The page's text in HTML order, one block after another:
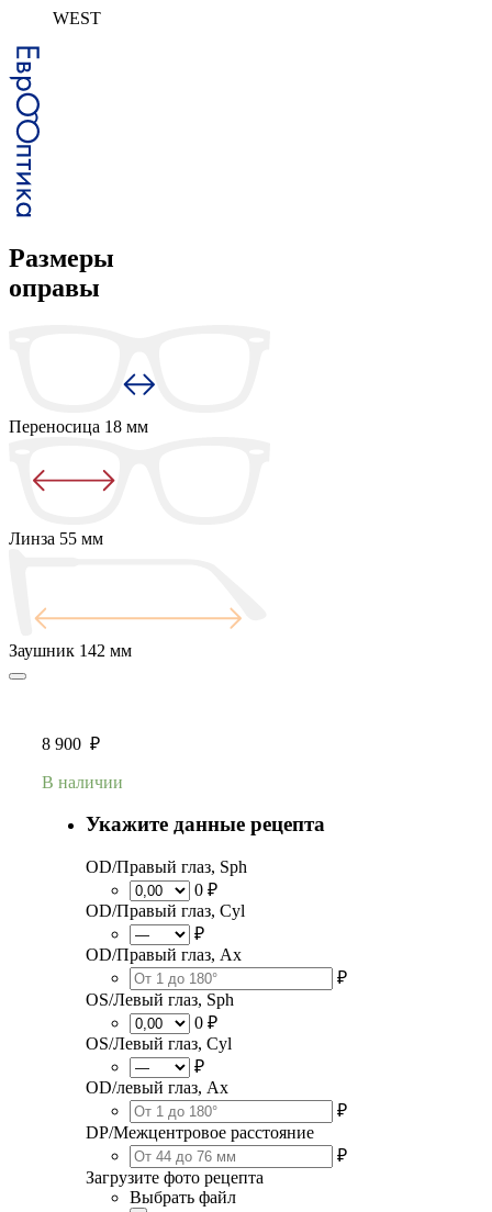
WEST
Размеры
оправы
Переносица 18 мм
Линза 55 мм
Заушник 142 мм
8 900 ₽
В наличии
Укажите данные рецепта
OD/Правый глаз, Sph
0 ₽
OD/Правый глаз, Cyl
₽
OD/Правый глаз, Ax
₽
OS/Левый глаз, Sph
0 ₽
OS/Левый глаз, Cyl
₽
OD/левый глаз, Ax
₽
DP/Межцентровое расстояние
₽
Загрузите фото рецепта
Выбрать файл